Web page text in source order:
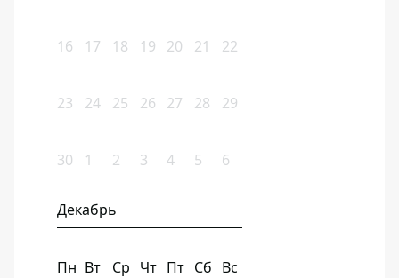
16 17 18 19 20 21 22
23 24 25 26 27 28 29
30 1 2 3 4 5 6
Декабрь
Пн Вт Ср Чт Пт Сб Вс